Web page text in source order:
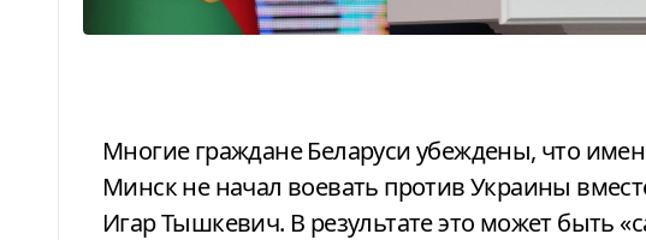
Многие граждане Беларуси убеждены, что именно благодаря главе государства
Минск не начал воевать против Украины
Игар Тышкевич. В результате это может быть